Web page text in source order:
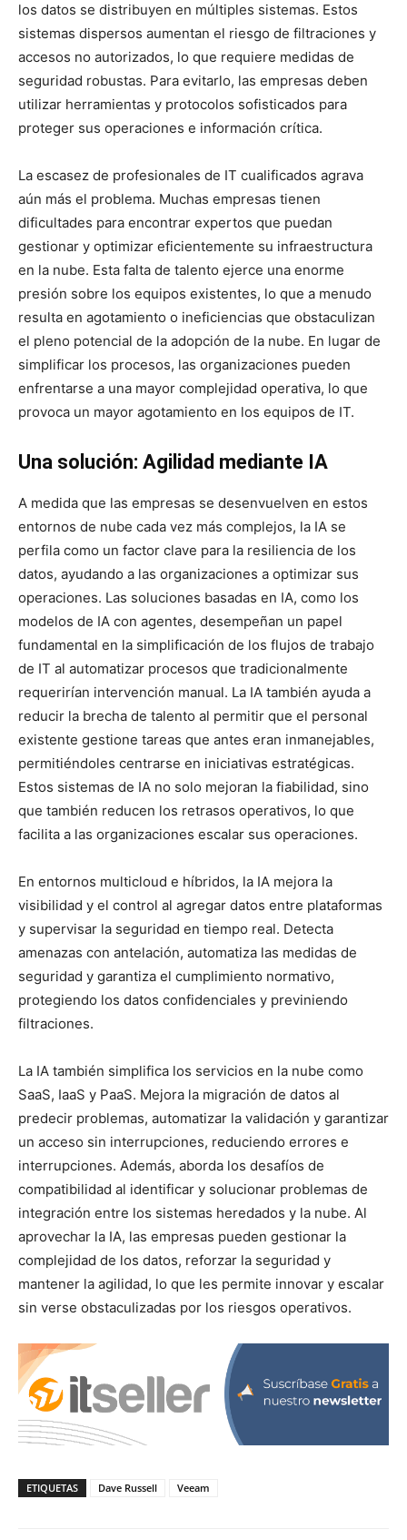
los datos se distribuyen en múltiples sistemas. Estos
sistemas dispersos aumentan el riesgo de filtraciones y
accesos no autorizados, lo que requiere medidas de
seguridad robustas. Para evitarlo, las empresas deben
utilizar herramientas y protocolos sofisticados para
proteger sus operaciones e información crítica.
La escasez de profesionales de IT cualificados agrava
aún más el problema. Muchas empresas tienen
dificultades para encontrar expertos que puedan
gestionar y optimizar eficientemente su infraestructura
en la nube. Esta falta de talento ejerce una enorme
presión sobre los equipos existentes, lo que a menudo
resulta en agotamiento o ineficiencias que obstaculizan
el pleno potencial de la adopción de la nube. En lugar de
simplificar los procesos, las organizaciones pueden
enfrentarse a una mayor complejidad operativa, lo que
provoca un mayor agotamiento en los equipos de IT.
Una solución: Agilidad mediante IA
A medida que las empresas se desenvuelven en estos
entornos de nube cada vez más complejos, la IA se
perfila como un factor clave para la resiliencia de los
datos, ayudando a las organizaciones a optimizar sus
operaciones. Las soluciones basadas en IA, como los
modelos de IA con agentes, desempeñan un papel
fundamental en la simplificación de los flujos de trabajo
de IT al automatizar procesos que tradicionalmente
requerirían intervención manual. La IA también ayuda a
reducir la brecha de talento al permitir que el personal
existente gestione tareas que antes eran inmanejables,
permitiéndoles centrarse en iniciativas estratégicas.
Estos sistemas de IA no solo mejoran la fiabilidad, sino
que también reducen los retrasos operativos, lo que
facilita a las organizaciones escalar sus operaciones.
En entornos multicloud e híbridos, la IA mejora la
visibilidad y el control al agregar datos entre plataformas
y supervisar la seguridad en tiempo real. Detecta
amenazas con antelación, automatiza las medidas de
seguridad y garantiza el cumplimiento normativo,
protegiendo los datos confidenciales y previniendo
filtraciones.
La IA también simplifica los servicios en la nube como
SaaS, IaaS y PaaS. Mejora la migración de datos al
predecir problemas, automatizar la validación y garantizar
un acceso sin interrupciones, reduciendo errores e
interrupciones. Además, aborda los desafíos de
compatibilidad al identificar y solucionar problemas de
integración entre los sistemas heredados y la nube. Al
aprovechar la IA, las empresas pueden gestionar la
complejidad de los datos, reforzar la seguridad y
mantener la agilidad, lo que les permite innovar y escalar
sin verse obstaculizadas por los riesgos operativos.
ETIQUETAS Dave Russell Veeam